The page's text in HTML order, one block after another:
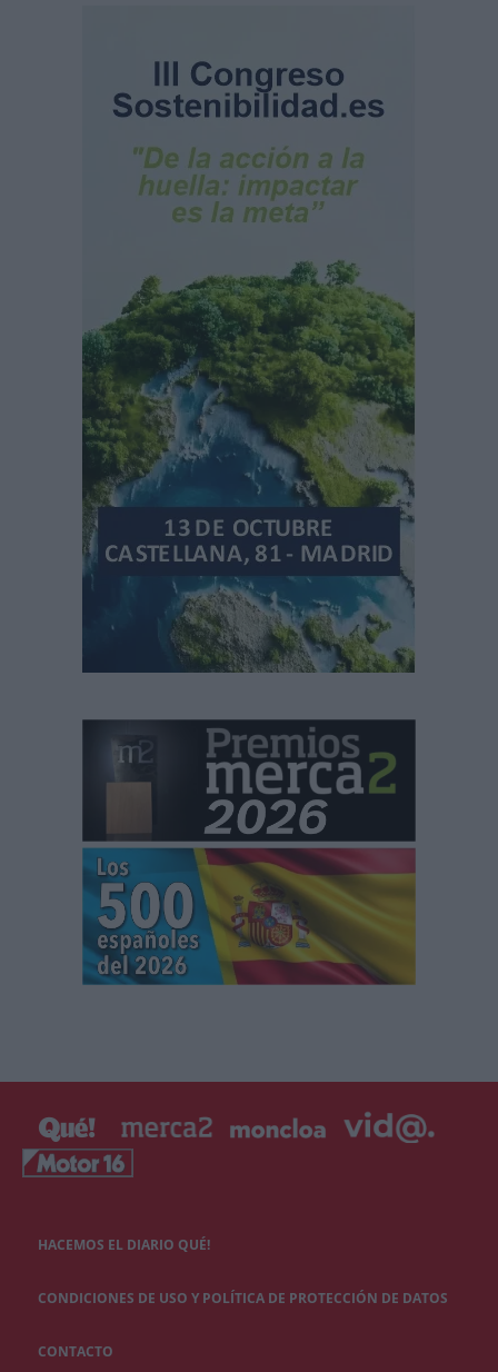
HACEMOS EL DIARIO QUÉ!
CONDICIONES DE USO Y POLÍTICA DE PROTECCIÓN DE DATOS
CONTACTO